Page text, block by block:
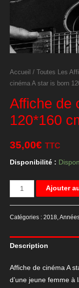
Accueil / Toutes Les
cinéma A star is born
Affiche de
120*160
35,00€ TTC
Disponibilité :
quantité
de
A
is
born
Ajouter
Catégories : 2018
Description
Affiche de cinéma A
d’une jeune femme à